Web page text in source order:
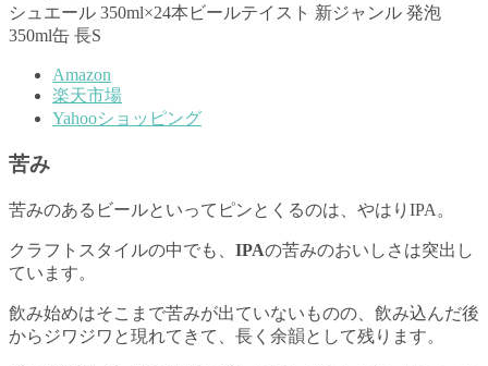
シュエール 350ml×24本ビールテイスト 新ジャンル 発泡
350ml缶 長S
Amazon
楽天市場
Yahooショッピング
苦み
苦みのあるビールといってピンとくるのは、やはりIPA。
クラフトスタイルの中でも、 IPAの苦みのおいしさは突出し
ています。
飲み始めはそこまで苦みが出ていないものの、飲み込んだ後
からジワジワと現れてきて、長く余韻として残ります。